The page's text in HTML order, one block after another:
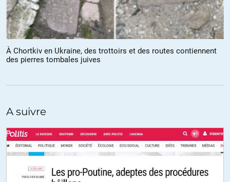
l’effondrement du crédit des fonctions régaliennes de l’état
(police justice) on a du mal à imaginer que tout cela tiendra
encore bien longtemps. Comment la majorité peut elle accepter
de se faire régenter par une fraction qui concentre
manifestement les plus crétins? Le printemps risque d’être
sportif.
+11
À Chortkiv en Ukraine, des trottoirs et des routes contiennent
des pierres tombales juives
A suivre